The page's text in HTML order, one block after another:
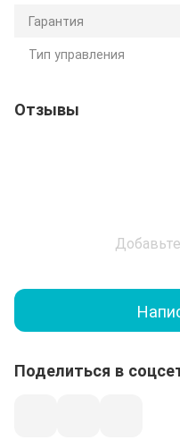
Гарантия
Тип управления
Отзывы
Поделиться в